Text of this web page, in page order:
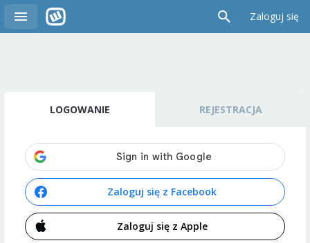
Zaloguj się
LOGOWANIE REJESTRACJA
Zaloguj się z Facebook
Zaloguj się z Apple